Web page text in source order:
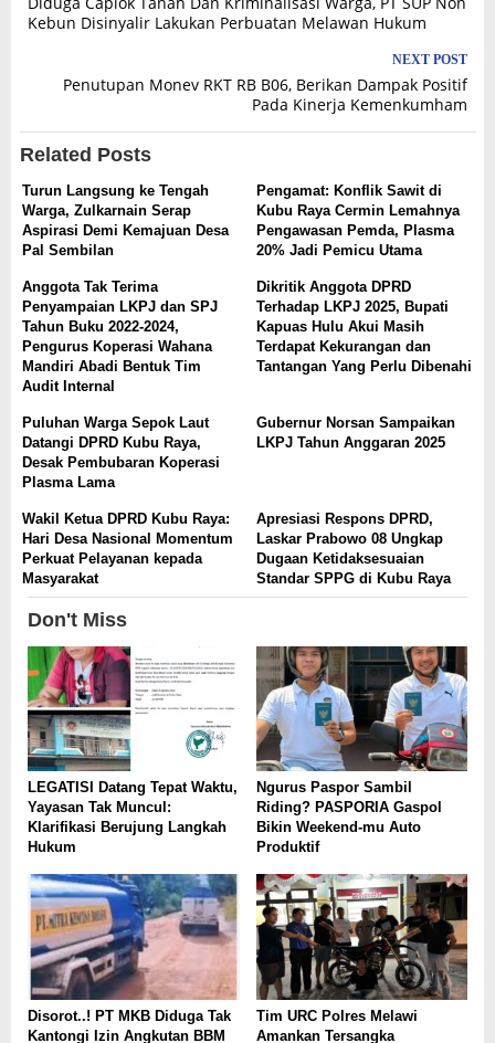
navigation
Kebun Disinyalir Lakukan Perbuatan Melawan Hukum
NEXT POST
Penutupan Monev RKT RB B06, Berikan Dampak Positif
Pada Kinerja Kemenkumham
Related Posts
Turun Langsung ke Tengah
Warga, Zulkarnain Serap
Aspirasi Demi Kemajuan Desa
Pal Sembilan
Pengamat: Konflik Sawit di
Kubu Raya Cermin Lemahnya
Pengawasan Pemda, Plasma
20% Jadi Pemicu Utama
Anggota Tak Terima
Penyampaian LKPJ dan SPJ
Tahun Buku 2022-2024,
Pengurus Koperasi Wahana
Mandiri Abadi Bentuk Tim
Audit Internal
Dikritik Anggota DPRD
Terhadap LKPJ 2025, Bupati
Kapuas Hulu Akui Masih
Terdapat Kekurangan dan
Tantangan Yang Perlu Dibenahi
Puluhan Warga Sepok Laut
Datangi DPRD Kubu Raya,
Desak Pembubaran Koperasi
Plasma Lama
Gubernur Norsan Sampaikan
LKPJ Tahun Anggaran 2025
Wakil Ketua DPRD Kubu Raya:
Hari Desa Nasional Momentum
Perkuat Pelayanan kepada
Masyarakat
Apresiasi Respons DPRD,
Laskar Prabowo 08 Ungkap
Dugaan Ketidaksesuaian
Standar SPPG di Kubu Raya
Don't Miss
LEGATISI Datang Tepat Waktu,
Yayasan Tak Muncul:
Klarifikasi Berujung Langkah
Hukum
Ngurus Paspor Sambil
Riding? PASPORIA Gaspol
Bikin Weekend-mu Auto
Produktif
Disorot..! PT MKB Diduga Tak
Kantongi Izin Angkutan BBM
Tim URC Polres Melawi
Amankan Tersangka